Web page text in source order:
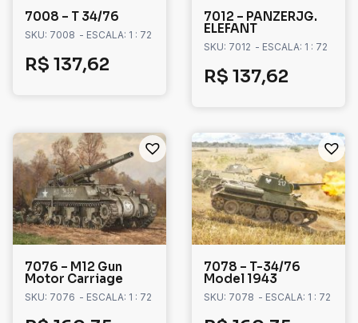
7008 – T 34/76
SKU: 7008 - ESCALA: 1 : 72
R$ 137,62
7012 – PANZERJG.
ELEFANT
SKU: 7012 - ESCALA: 1 : 72
R$ 137,62
7076 – M12 Gun
Motor Carriage
SKU: 7076 - ESCALA: 1 : 72
7078 – T-34/76
Model 1943
SKU: 7078 - ESCALA: 1 : 72